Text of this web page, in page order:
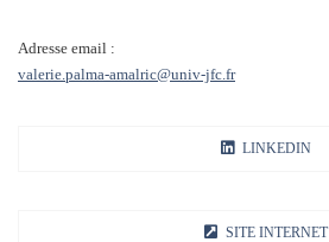
Adresse email :
valerie.palma-amalric@univ-jfc.fr
LINKEDIN
SITE INTERNET